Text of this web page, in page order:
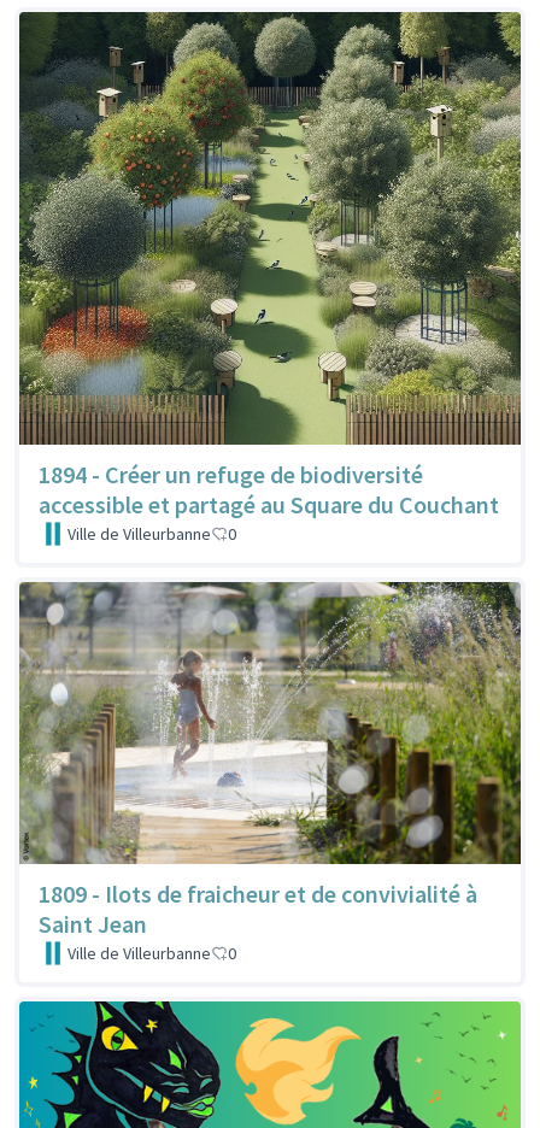
1894 - Créer un refuge de biodiversité
accessible et partagé au Square du Couchant
Ville de Villeurbanne 0
1809 - Ilots de fraicheur et de convivialité à
Saint Jean
Ville de Villeurbanne 0